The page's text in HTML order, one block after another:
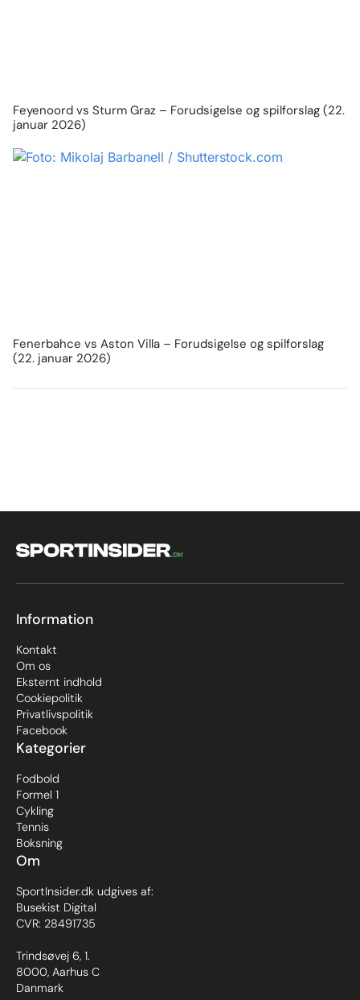
Feyenoord vs Sturm Graz – Forudsigelse og spilforslag (22.
januar 2026)
Fenerbahce vs Aston Villa – Forudsigelse og spilforslag
(22. januar 2026)
Om
SportInsider.dk udgives af:
Busekist Digital
CVR: 28491735
Trindsøvej 6, 1.
8000, Aarhus C
Danmark
Kategorier
Fodbold
Formel 1
Cykling
Tennis
Boksning
Information
Kontakt
Om os
Eksternt indhold
Cookiepolitik
Privatlivspolitik
Facebook